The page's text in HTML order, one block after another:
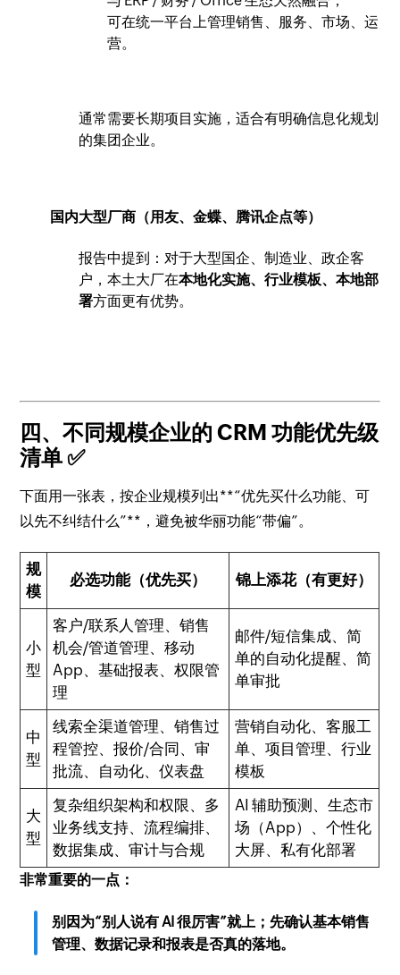
可在统一平台上管理销售、服务、市场、运
营。
通常需要长期项目实施，适合有明确信息化规划
的集团企业。
国内大型厂商（用友、金蝶、腾讯企点等）
报告中提到：对于大型国企、制造业、政企客
户，本土大厂在本地化实施、行业模板、本地部
署方面更有优势。
四、不同规模企业的 CRM 功能优先级
清单 ✅
下面用一张表，按企业规模列出**“优先买什么功能、可
以先不纠结什么”**，避免被华丽功能“带偏”。
规
模
必选功能（优先买） 锦上添花（有更好）
小
型
客户/联系人管理、销售
机会/管道管理、移动
App、基础报表、权限管
理
邮件/短信集成、简
单的自动化提醒、简
单审批
中
型
线索全渠道管理、销售过
程管控、报价/合同、审
批流、自动化、仪表盘
营销自动化、客服工
单、项目管理、行业
模板
大
型
复杂组织架构和权限、多
业务线支持、流程编排、
数据集成、审计与合规
AI 辅助预测、生态市
场（App）、个性化
大屏、私有化部署
非常重要的一点：
别因为“别人说有 AI 很厉害”就上；先确认基本销售
管理、数据记录和报表是否真的落地。